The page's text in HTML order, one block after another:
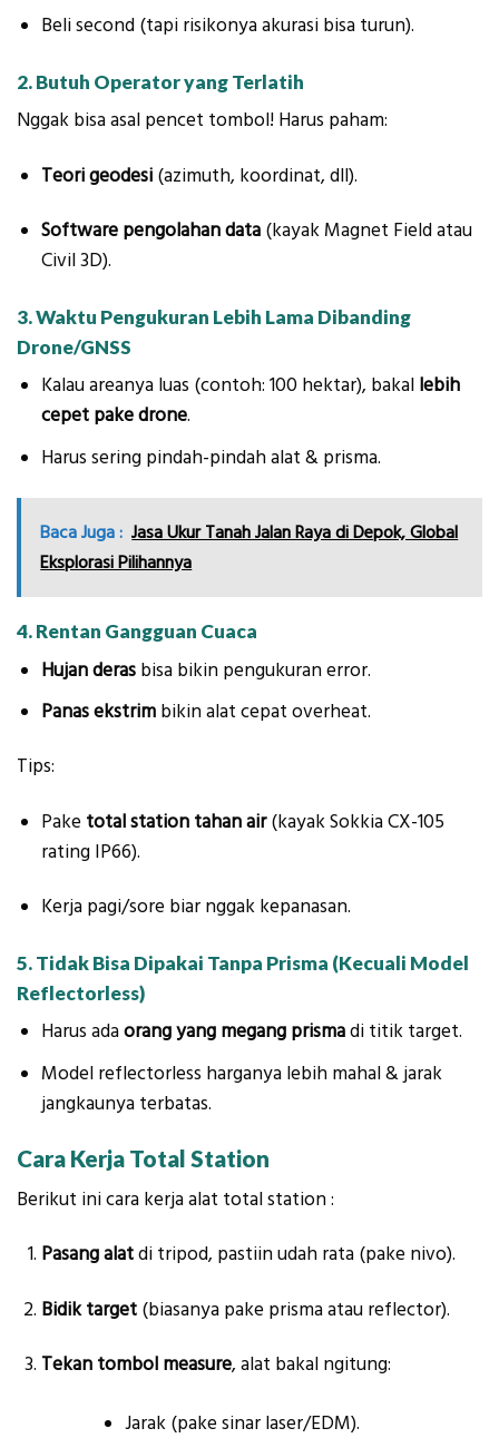
Beli second (tapi risikonya akurasi bisa turun).
2. Butuh Operator yang Terlatih
Nggak bisa asal pencet tombol! Harus paham:
Teori geodesi (azimuth, koordinat, dll).
Software pengolahan data (kayak Magnet Field atau
Civil 3D).
3. Waktu Pengukuran Lebih Lama Dibanding
Drone/GNSS
Kalau areanya luas (contoh: 100 hektar), bakal lebih
cepet pake drone.
Harus sering pindah-pindah alat & prisma.
Baca Juga : Jasa Ukur Tanah Jalan Raya di Depok, Global
Eksplorasi Pilihannya
4. Rentan Gangguan Cuaca
Hujan deras bisa bikin pengukuran error.
Panas ekstrim bikin alat cepat overheat.
Tips:
Pake total station tahan air(kayak Sokkia CX-105
rating IP66).
Kerja pagi/sore biar nggak kepanasan.
5. Tidak Bisa Dipakai Tanpa Prisma (Kecuali Model
Reflectorless)
Harus adaorang yang megang prismadi titik target.
Model reflectorless harganya lebih mahal & jarak
jangkaunya terbatas.
Cara Kerja Total Station
Berikut ini cara kerja alat total station :
Pasang alatdi tripod, pastiin udah rata (pake nivo).
Bidik target (biasanya pake prisma atau reflector).
Tekan tombol measure, alat bakal ngitung:
Jarak (pake sinar laser/EDM).